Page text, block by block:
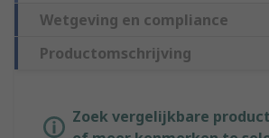
Wetgeving en compliance
Productomschrijving
Zoek vergelijkbare